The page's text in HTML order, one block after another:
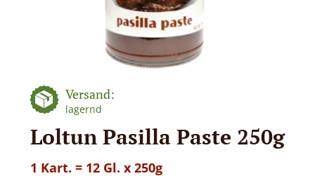
Versand:
lagernd
Loltun Pasilla Paste 250g
1 Kart. = 12 Gl. x 250g